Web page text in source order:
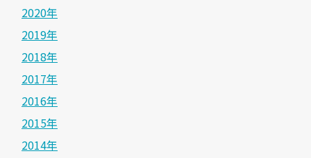
2020年
2019年
2018年
2017年
2016年
2015年
2014年